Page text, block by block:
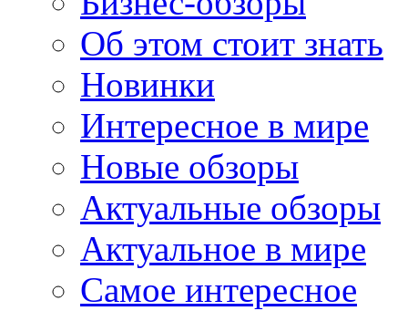
Об этом стоит знать
Новинки
Интересное в мире
Новые обзоры
Актуальные обзоры
Актуальное в мире
Самое интересное